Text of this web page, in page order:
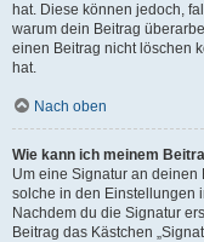
hat. Diese können jedoch,
warum dein Beitrag
einen Beitrag nicht löschen
hat.
Nach oben
Wie kann ich meinem
Um eine Signatur an deinen
solche in den Einstellungen
Nachdem du die Signatur
Beitrag das Kästchen